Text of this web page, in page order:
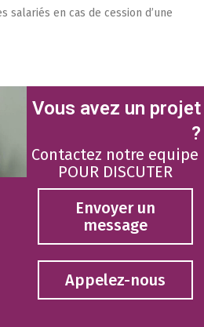
salariés en cas de cession d’une
Vous avez un projet
?
Contactez notre equipe
POUR DISCUTER
Envoyer un
message
Appelez-nous